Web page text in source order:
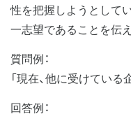
性を把握しようとして
一志望であることを伝
質問例：
「現在、他に受けてい
回答例：